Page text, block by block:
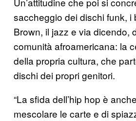
saccheggio dei dischi funk, i
Brown, il jazz e via dicendo,
comunità afroamericana: la
della propria cultura, che
dischi dei propri genitori.
“La sfida dell’hip hop è
mescolare le carte e di